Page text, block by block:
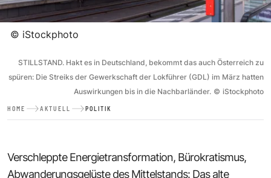
© iStockphoto
STILLSTAND. Hakt es in Deutschland, bekommt das auch Österreich zu
spüren: Die Streiks der Gewerkschaft der Lokführer (GDL) im März hatten
Auswirkungen bis in die Nachbarländer. © iStockphoto
HOME AKTUELL POLITIK
Verschleppte Energietransformation, Bürokratismus,
Abwanderungsgelüste des Mittelstands: Das alte